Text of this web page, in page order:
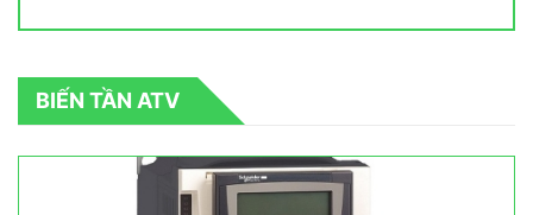
BIẾN TẦN ATV